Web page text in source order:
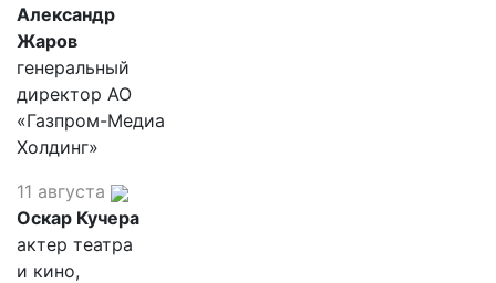
Александр
Жаров
генеральный
директор АО
«Газпром-Медиа
Холдинг»
11 августа
Оскар Кучера
актер театра
и кино,